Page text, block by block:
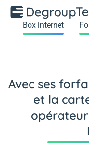
Box internet
Avec ses
et la